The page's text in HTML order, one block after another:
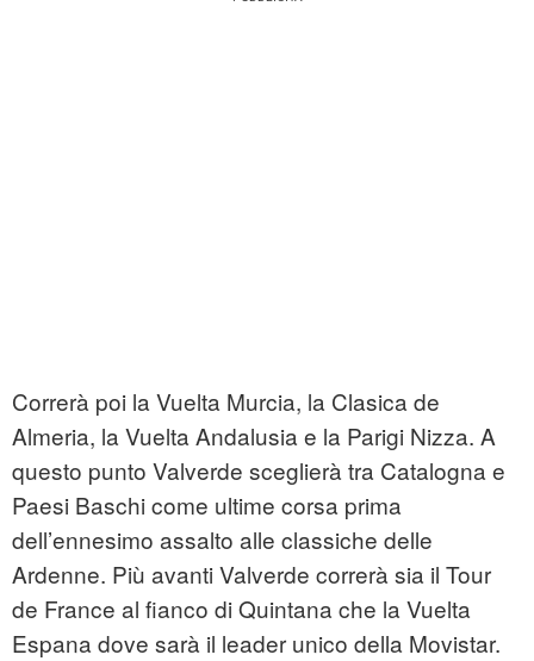
Correrà poi la Vuelta Murcia, la Clasica de
Almeria, la Vuelta Andalusia e la Parigi Nizza. A
questo punto Valverde sceglierà tra Catalogna e
Paesi Baschi come ultime corsa prima
dell’ennesimo assalto alle classiche delle
Ardenne. Più avanti Valverde correrà sia il Tour
de France al fianco di Quintana che la Vuelta
Espana dove sarà il leader unico della Movistar.